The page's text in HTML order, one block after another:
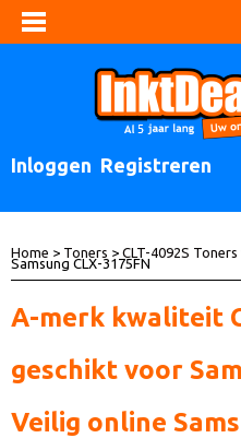
Inloggen Registreren
Home > Toners > CLT-4092S
Samsung CLX-3175FN
A-merk kwaliteit
geschikt voor
Veilig online